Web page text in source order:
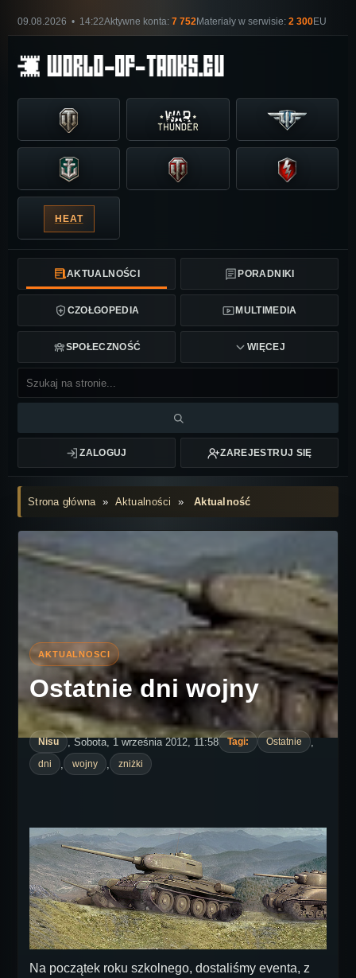
09.08.2026 • 14:22Aktywne konta: 7 752Materiały w serwisie: 2 300EU
HEAT
AKTUALNOŚCI PORADNIKI
CZOŁGOPEDIA MULTIMEDIA
SPOŁECZNOŚĆ WIĘCEJ
ZALOGUJ ZAREJESTRUJ SIĘ
Strona główna» Aktualności »Aktualność
Ostatnie dni wojny
Nisu , Sobota, 1 września 2012, 11:58 Tagi: Ostatnie
dni wojny zniżki
Na początek roku szkolnego, dostaliśmy eventa, z